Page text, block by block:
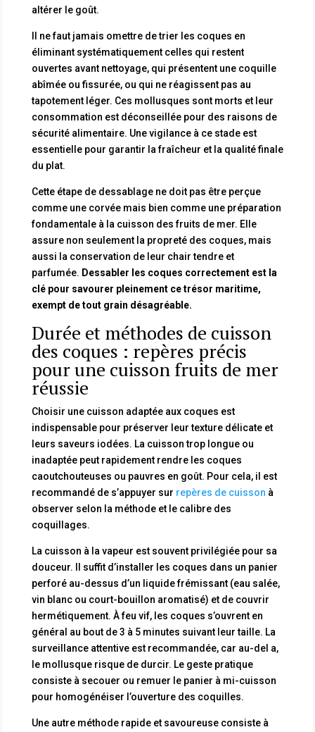
altérer le goût.
Il ne faut jamais omettre de trier les coques en
éliminant systématiquement celles qui restent
ouvertes avant nettoyage, qui présentent une coquille
abîmée ou fissurée, ou qui ne réagissent pas au
tapotement léger. Ces mollusques sont morts et leur
consommation est déconseillée pour des raisons de
sécurité alimentaire. Une vigilance à ce stade est
essentielle pour garantir la fraîcheur et la qualité finale
du plat.
Cette étape de dessablage ne doit pas être perçue
comme une corvée mais bien comme une préparation
fondamentale à la cuisson des fruits de mer. Elle
assure non seulement la propreté des coques, mais
aussi la conservation de leur chair tendre et
parfumée. Dessabler les coques correctement est la
clé pour savourer pleinement ce trésor maritime,
exempt de tout grain désagréable.
Durée et méthodes de cuisson
des coques : repères précis
pour une cuisson fruits de mer
réussie
Choisir une cuisson adaptée aux coques est
indispensable pour préserver leur texture délicate et
leurs saveurs iodées. La cuisson trop longue ou
inadaptée peut rapidement rendre les coques
caoutchouteuses ou pauvres en goût. Pour cela, il est
recommandé de s’appuyer sur repères de cuisson à
observer selon la méthode et le calibre des
coquillages.
La cuisson à la vapeur est souvent privilégiée pour sa
douceur. Il suffit d’installer les coques dans un panier
perforé au-dessus d’un liquide frémissant (eau salée,
vin blanc ou court-bouillon aromatisé) et de couvrir
hermétiquement. À feu vif, les coques s’ouvrent en
général au bout de 3 à 5 minutes suivant leur taille. La
surveillance attentive est recommandée, car au-del a,
le mollusque risque de durcir. Le geste pratique
consiste à secouer ou remuer le panier à mi-cuisson
pour homogénéiser l’ouverture des coquilles.
Une autre méthode rapide et savoureuse consiste à